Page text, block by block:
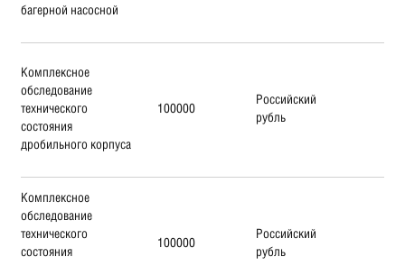
багерной насосной
Комплексное
обследование
технического
состояния
дробильного корпуса
100000
Российский
рубль
Комплексное
обследование
технического
состояния
100000
Российский
рубль